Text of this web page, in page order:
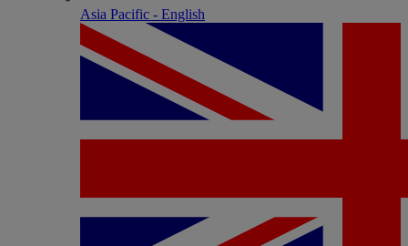
Asia Pacific - English